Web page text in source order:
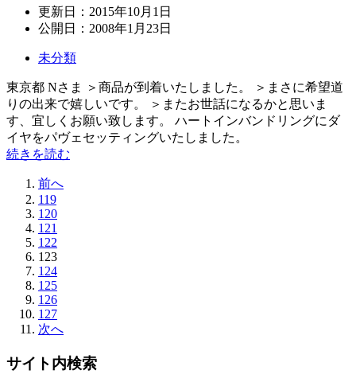
更新日： 2015年10月1日
公開日： 2008年1月23日
未分類
東京都 Nさま ＞商品が到着いたしました。 ＞まさに希望道
りの出来で嬉しいです。 ＞またお世話になるかと思いま
す、宜しくお願い致します。 ハートインバンドリングにダ
イヤをパヴェセッティングいたしました。
続きを読む
前へ
119
120
121
122
123
124
125
126
127
次へ
サイト内検索